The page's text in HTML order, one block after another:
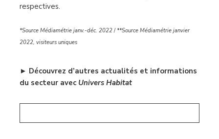
respectives.
*Source Médiamétrie janv.-déc. 2022 / **Source Médiamétrie janvier
2022, visiteurs uniques
► Découvrez d’autres actualités et informations
du secteur avec Univers Habitat